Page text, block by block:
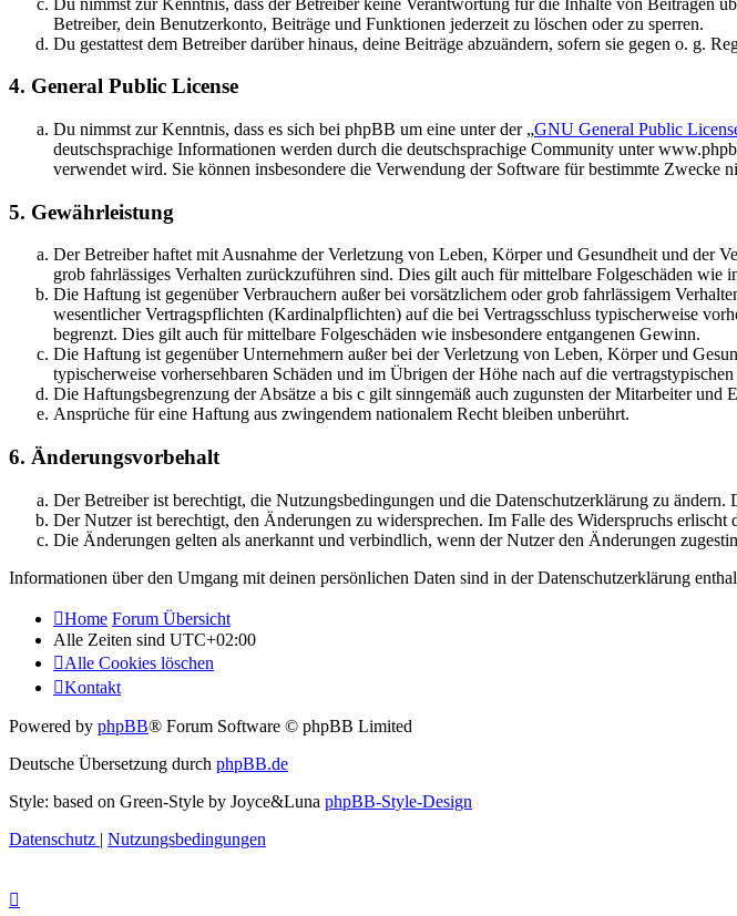
Betreiber, dein Benutzerkonto, Beiträge und Funktionen jederzeit zu löschen oder zu sperren.
Du gestattest dem Betreiber darüber hinaus, deine Beiträge abzuändern, sofern sie gegen o. g.
4. General Public License
Du nimmst zur Kenntnis, dass es sich bei phpBB um eine unter der „GNU General Public
deutschsprachige Informationen werden durch die deutschsprachige Community unter
verwendet wird. Sie können insbesondere die Verwendung der Software für bestimmte Zwecke
5. Gewährleistung
Der Betreiber haftet mit Ausnahme der Verletzung von Leben, Körper und Gesundheit und der
grob fahrlässiges Verhalten zurückzuführen sind. Dies gilt auch für mittelbare Folgeschäden wie
Die Haftung ist gegenüber Verbrauchern außer bei vorsätzlichem oder grob fahrlässigem
wesentlicher Vertragspflichten (Kardinalpflichten) auf die bei Vertragsschluss typischerweise
begrenzt. Dies gilt auch für mittelbare Folgeschäden wie insbesondere entgangenen Gewinn.
Die Haftung ist gegenüber Unternehmern außer bei der Verletzung von Leben, Körper und
typischerweise vorhersehbaren Schäden und im Übrigen der Höhe nach auf die
Die Haftungsbegrenzung der Absätze a bis c gilt sinngemäß auch zugunsten der Mitarbeiter und
Ansprüche für eine Haftung aus zwingendem nationalem Recht bleiben unberührt.
6. Änderungsvorbehalt
Der Betreiber ist berechtigt, die Nutzungsbedingungen und die Datenschutzerklärung zu
Der Nutzer ist berechtigt, den Änderungen zu widersprechen. Im Falle des Widerspruchs
Die Änderungen gelten als anerkannt und verbindlich, wenn der Nutzer den Änderungen
Informationen über den Umgang mit deinen persönlichen Daten sind in der Datenschutzerklärung
Home Forum Übersicht
Alle Zeiten sind UTC+02:00
Alle Cookies löschen
Kontakt
Powered by phpBB® Forum Software © phpBB Limited
Deutsche Übersetzung durch phpBB.de
Style: based on Green-Style by Joyce&Luna phpBB-Style-Design
Datenschutz | Nutzungsbedingungen